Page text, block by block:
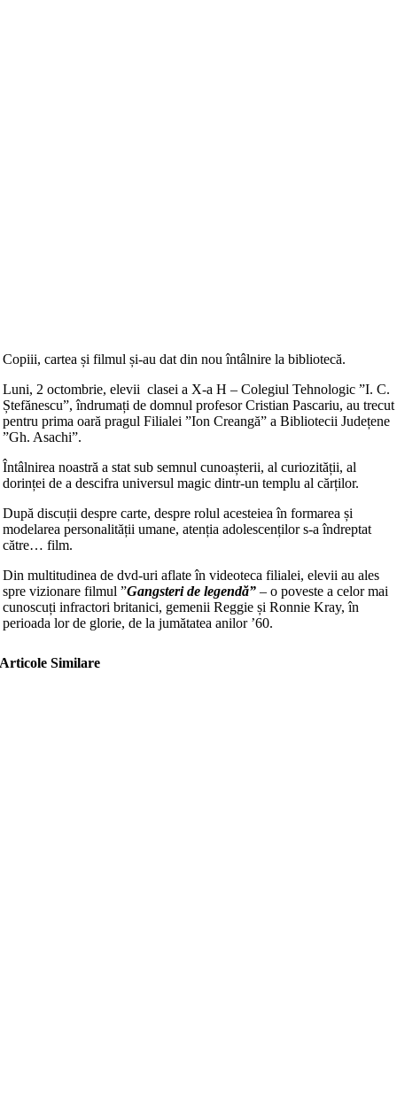
Copiii, cartea și filmul și-au dat din nou întâlnire la bibliotecă.
Luni, 2 octombrie, elevii clasei a X-a H – Colegiul Tehnologic ”I. C.
Ștefănescu”, îndrumați de domnul profesor Cristian Pascariu, au trecut
pentru prima oară pragul Filialei ”Ion Creangă” a Bibliotecii Județene
”Gh. Asachi”.
Întâlnirea noastră a stat sub semnul cunoașterii, al curiozității, al
dorinței de a descifra universul magic dintr-un templu al cărților.
După discuții despre carte, despre rolul acesteiea în formarea și
modelarea personalității umane, atenția adolescenților s-a îndreptat
către… film.
Din multitudinea de dvd-uri aflate în videoteca filialei, elevii au ales
spre vizionare filmul ”Gangsteri de legendă” – o poveste a celor mai
cunoscuți infractori britanici, gemenii Reggie și Ronnie Kray, în
perioada lor de glorie, de la jumătatea anilor ’60.
Articole Similare